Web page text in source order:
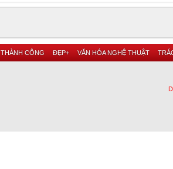
THÀNH CÔNG ĐẸP+ VĂN HÓA NGHỆ THUẬT